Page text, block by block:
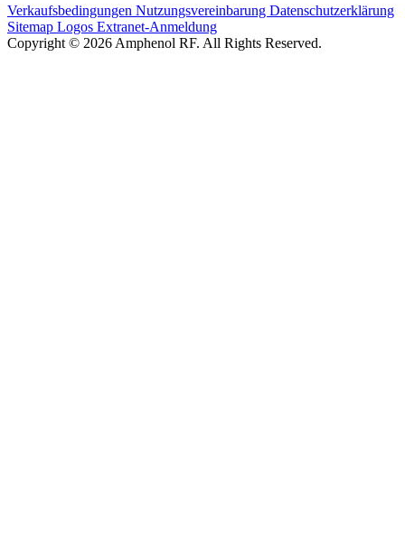
Verkaufsbedingungen Nutzungsvereinbarung Datenschutzerklärung
Sitemap Logos Extranet-Anmeldung
Copyright © 2026 Amphenol RF. All Rights Reserved.